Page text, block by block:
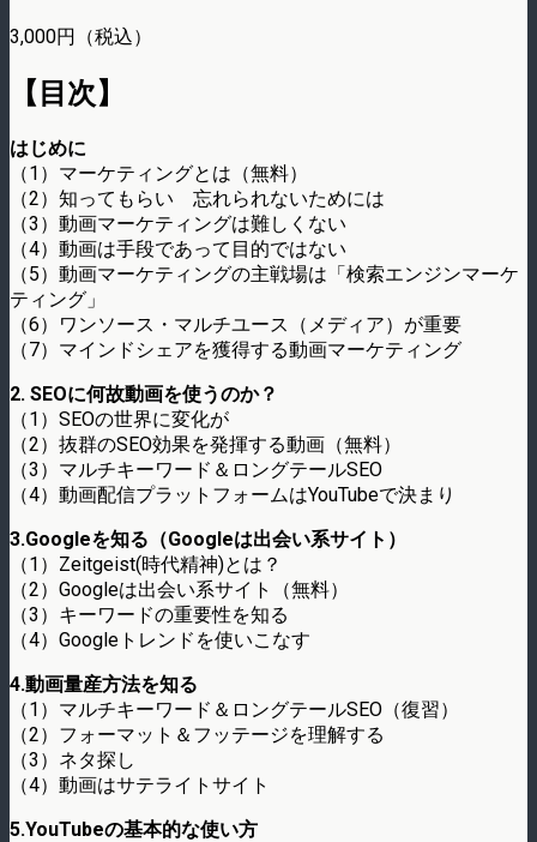
3,000円（税込）
【目次】
はじめに
（1）マーケティングとは（無料）
（2）知ってもらい 忘れられないためには
（3）動画マーケティングは難しくない
（4）動画は手段であって目的ではない
（5）動画マーケティングの主戦場は「検索エンジンマーケ
ティング」
（6）ワンソース・マルチユース（メディア）が重要
（7）マインドシェアを獲得する動画マーケティング
2. SEOに何故動画を使うのか？
（1）SEOの世界に変化が
（2）抜群のSEO効果を発揮する動画（無料）
（3）マルチキーワード＆ロングテールSEO
（4）動画配信プラットフォームはYouTubeで決まり
3.Googleを知る（Googleは出会い系サイト）
（1）Zeitgeist(時代精神)とは？
（2）Googleは出会い系サイト（無料）
（3）キーワードの重要性を知る
（4）Googleトレンドを使いこなす
4.動画量産方法を知る
（1）マルチキーワード＆ロングテールSEO（復習）
（2）フォーマット＆フッテージを理解する
（3）ネタ探し
（4）動画はサテライトサイト
5.YouTubeの基本的な使い方